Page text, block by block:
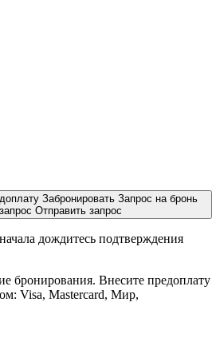
Забронировать Запрос на бронь
Отправить запрос
дождитесь подтверждения
бронирования. Внесите предоплату
Visa, Mastercard, Мир,